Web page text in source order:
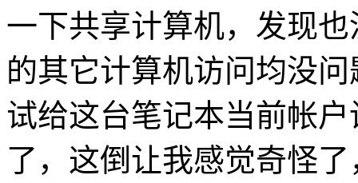
一下共享计算机，发现
的其它计算机访问均没
试给这台笔记本当前帐
了，这倒让我感觉奇怪